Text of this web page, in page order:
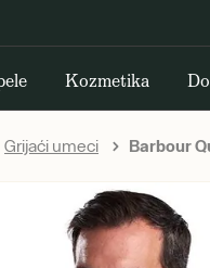
Kozmetika
Grijaći umeci Barbour